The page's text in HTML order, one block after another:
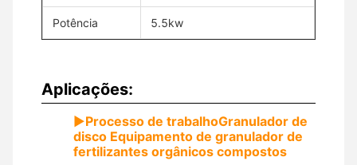
Potência 5.5kw
Aplicações:
▶Processo de trabalhoGranulador de
disco Equipamento de granulador de
fertilizantes orgânicos compostos